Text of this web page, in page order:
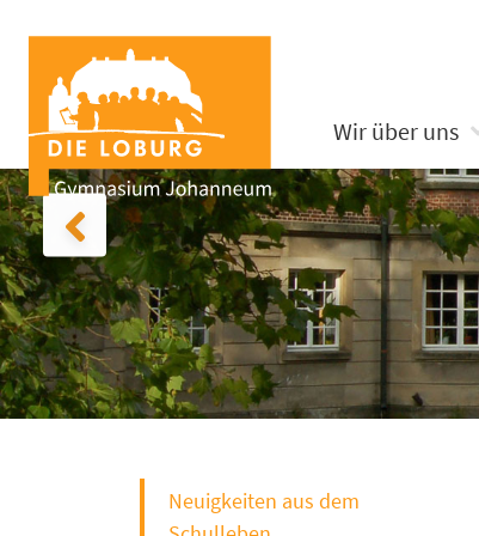
Wir über uns
Neuigkeiten aus dem